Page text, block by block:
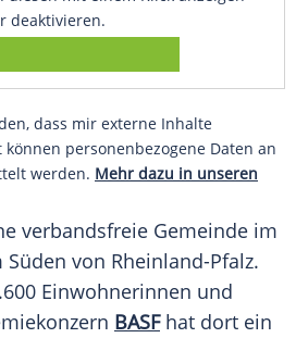
deaktivieren.
dass mir externe Inhalte
personenbezogene Daten an
werden. Mehr dazu in unseren
verbandsfreie Gemeinde im
Süden von Rheinland-Pfalz.
Einwohnerinnen und
BASFhat dort ein